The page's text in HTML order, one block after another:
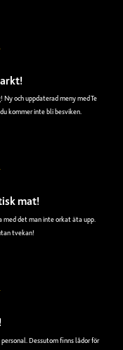
och uppdaterad meny med Te
kommer inte bli besviken.
mat!
det man inte orkat äta upp.
tvekan!
Dessutom finns lådor för